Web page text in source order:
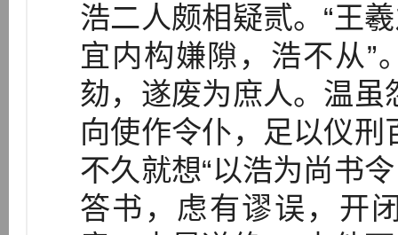
浩二人颇相疑贰。“王
宜内构嫌隙，浩不从”
劾，遂废为庶人。温虽
向使作令仆，足以仪刑
不久就想“以浩为尚书
答书，虑有谬误，开